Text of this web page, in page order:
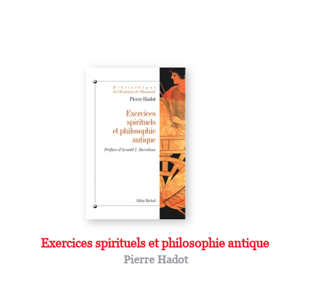
Exercices spirituels et philosophie antique
Pierre Hadot